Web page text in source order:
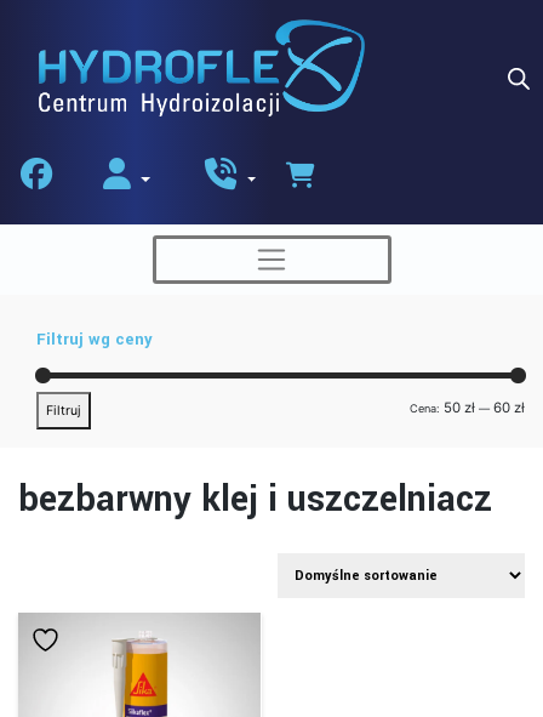
content
Filtruj wg ceny
Filtruj Cena: 50 zł — 60 zł
bezbarwny klej i uszczelniacz